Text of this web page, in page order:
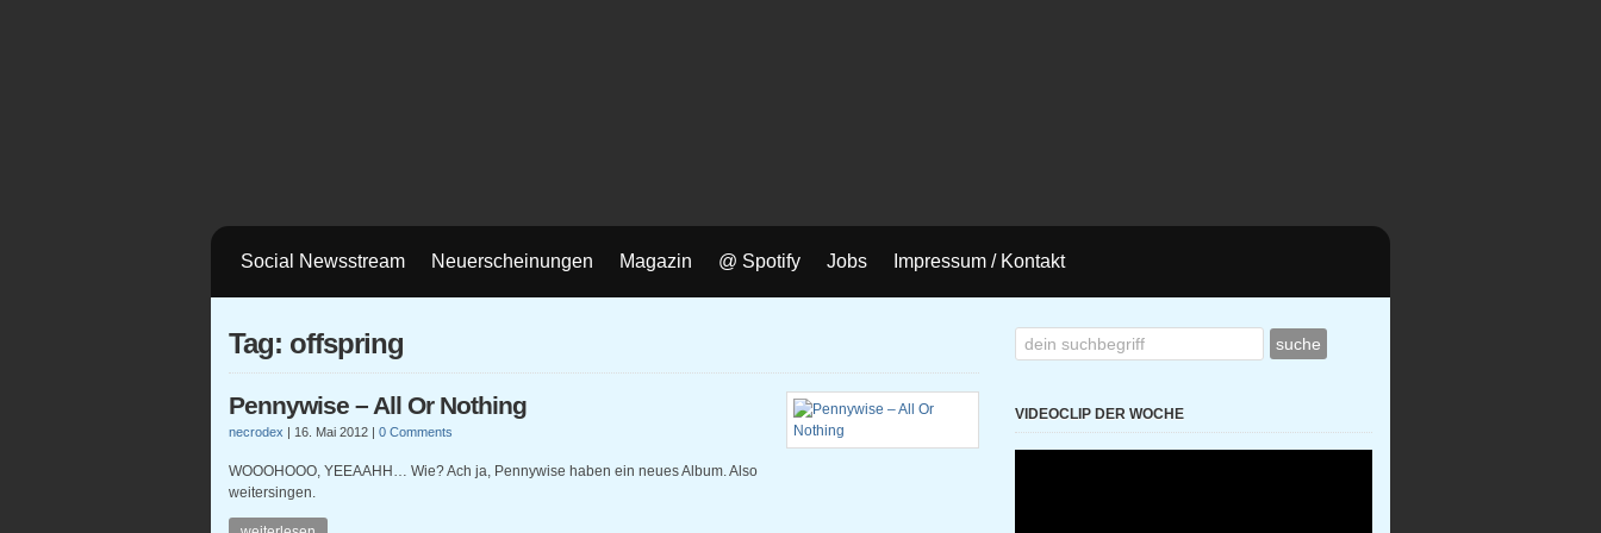
Social Newsstream Neuerscheinungen Magazin @ Spotify Jobs Impressum / Kontakt
Tag: offspring
Pennywise – All Or Nothing
necrodex | 16. Mai 2012 | 0 Comments
WOOOHOOO, YEEAAHH… Wie? Ach ja, Pennywise haben ein neues Album. Also
weitersingen.
VIDEOCLIP DER WOCHE